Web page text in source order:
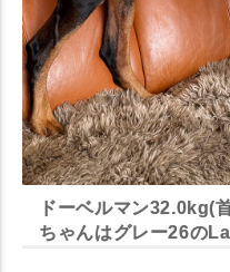
ドーベルマン32.0kg(
ちゃんはグレー26の